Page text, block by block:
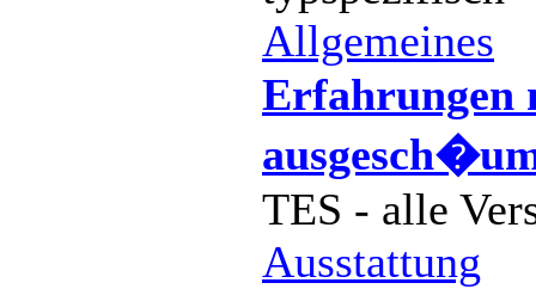
Allgemeines
Erfahrungen
TES - alle
Ausstattung